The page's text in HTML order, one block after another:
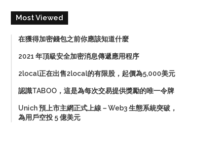
Most Viewed
在獲得加密錢包之前你應該知道什麼
2021 年頂級安全加密消息傳遞應用程序
2local正在出售2local的有限股，起價為5,000美元
認識TABOO，這是為每次交易提供獎勵的唯一令牌
Unich 預上市主網正式上線－Web3 生態系統突破，
為用戶空投 5 億美元